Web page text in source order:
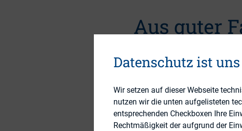
Aus guter
24. September 2013
Datenschutz ist
Wir setzen auf dieser Webseite
nutzen wir die unten aufgelisteten
entsprechenden Checkboxen Ihre
Rechtmäßigkeit der aufgrund der